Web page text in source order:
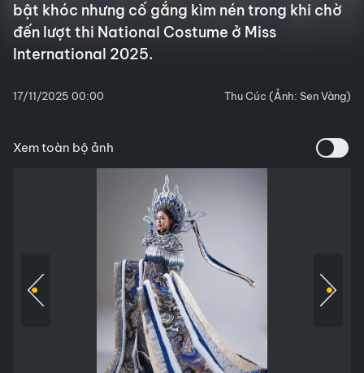
bật khóc nhưng cố gắng kìm nén trong khi chờ
đến lượt thi National Costume ở Miss
International 2025.
17/11/2025 00:00 Thu Cúc (Ảnh: Sen Vàng)
Xem toàn bộ ảnh